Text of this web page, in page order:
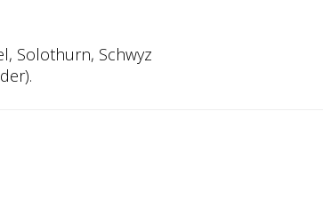
Solothurn, Schwyz